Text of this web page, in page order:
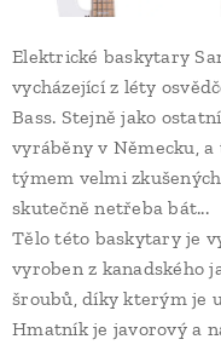
Elektrické baskytary
vycházející z léty
Bass. Stejně jako
vyráběny v Německu,
týmem velmi
skutečně netřeba bát...
Tělo této baskytary je
vyroben z kanadského
šroubů, díky kterým je
Hmatník je javorový a